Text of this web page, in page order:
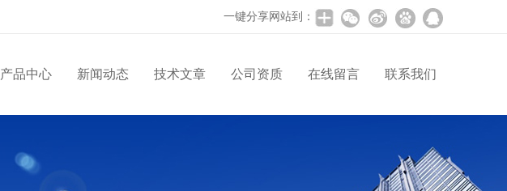
一键分享网站到：
产品中心 新闻动态 技术文章 公司资质 在线留言 联系我们